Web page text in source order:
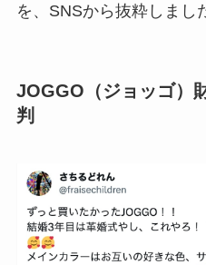
を、SNSから抜粋しまし
JOGGO（ジョッゴ）
判